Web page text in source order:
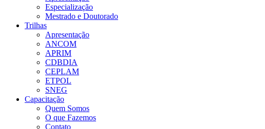
Especialização
Mestrado e Doutorado
Trilhas
Apresentação
ANCOM
APRIM
CDBDIA
CEPLAM
ETPOL
SNEG
Capacitação
Quem Somos
O que Fazemos
Contato